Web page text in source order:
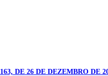
DE 26 DE DEZEMBRO DE